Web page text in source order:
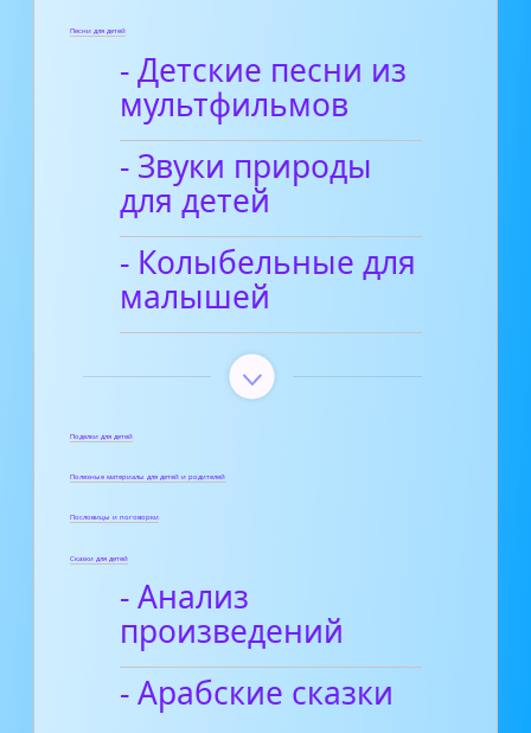
Песни для детей
- Детские песни из
мультфильмов
- Звуки природы
для детей
- Колыбельные для
малышей
Поделки для детей
Полезные материалы для детей и родителей
Пословицы и поговорки
Сказки для детей
- Анализ
произведений
- Арабские сказки